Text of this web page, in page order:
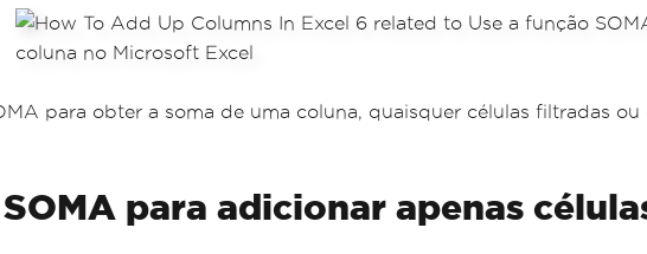
para obter a soma de uma coluna, quaisquer células filtradas ou
para adicionar apenas